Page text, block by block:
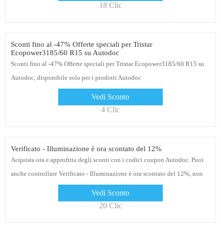
18 Clic
Sconti fino al -47% Offerte speciali per Tristar
Ecopower3185/60 R15 su Autodoc
Sconti fino al -47% Offerte speciali per Tristar Ecopower3185/60 R15 su
Autodoc, disponibile solo per i prodotti Autodoc
Vedi Sconto
4 Clic
Verificato - Illuminazione è ora scontato del 12%
Acquista ora e approfitta degli sconti con i codici coupon Autodoc. Puoi
anche controllare Verificato - Illuminazione è ora scontato del 12%, non
Vedi Sconto
20 Clic